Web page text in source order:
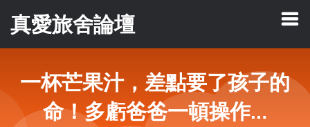
真愛旅舍論壇
一杯芒果汁，差點要了孩子的
命！多虧爸爸一頓操作…